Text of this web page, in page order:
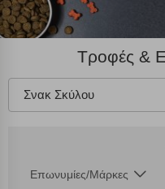
Τροφές &
Σνακ Σκύλου
Επωνυμίες/Μάρκες